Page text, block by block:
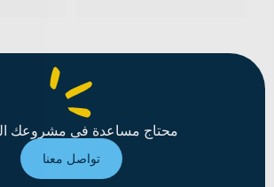
محتاج مساعدة في مشروعك
تواصل معنا